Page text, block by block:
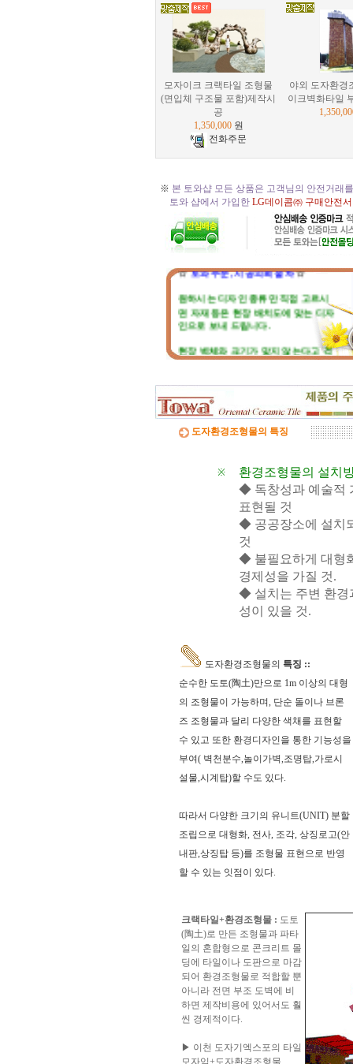
모자이크 크랙타일 조형물
(면입체 구조물 포함)제작시
공
1,350,000 원
전화주문
야외 도자환경
이크벽화타일
※ 본 토와샵 모든 상품은 고객님의 안전거래
토와 샵에서 가입한 LG데이콤㈜ 구매안전
면 자재 등은 현장 배치도에 맞는 디자
인으로 보내 드립니다.
현장 벽체와 크기가 맞지 않는다고 걱
정마세요. 부족하거나 남는부분은 자
토와 분청사기 부조 벽화는 일련
번호가 있으니, 근처에 타일공을 불러
직접 시공하시고, 번거러워 저희 시공
팀에 의뢰하시면, 시공 포함한 세부 견
포인트 벽화는 토아트에서.. ☆
고객님 댁, 벽체 가로세로 크기를 줄자
로 길이를 대략 재어 보시고,
토와의 포인트 컨셉만 골라주시면 최
선의 디자인+견적을 드립니다.
예산에 따라 포인트 벽화부분 즉, 토
아트의 작품크기를 줄이면 저렴하게
도 가능하오니, 거실 아트월 이외에는
토와월과 같은 패턴타일 위주로 디자
인해도 친환경과 기능성 자재의 성능
☆거실아트월,쇼파월,중문,콘솔
고객님의 벽체 사이즈를 예를들어 가
로 3m라면 바로 위 검색코너에서 가로
3000을'클릭'해서 원하는 크기의 상품
들을 보시고 찾으시는 가격과 디자인
하시기 바랍니다.
리어자재로 값싼 인테리어가 되는 노
황토타일의 제습기능으로 끈적한 여
름은 시원하게.. 겨울은 가습기능과 원
적외선 방사로 따뜻하게..
도자부조로 조각된 최고의 작품을 인
도자환경조형물의 특징
※
환경조형물의 설치
◆ 독창성과 예술적
표현될 것
◆ 공공장소에 설치
것
◆ 불필요하게 대형
경제성을 가질 것.
◆ 설치는 주변 환경
성이 있을 것.
도자환경조형물의 특징 ::
순수한 도토(陶土)만으로 1m 이상의 대형
의 조형물이 가능하며, 단순 돌이나 브론
즈 조형물과 달리 다양한 색채를 표현할
수 있고 또한 환경디자인을 통한 기능성을
부여( 벽천분수,놀이가벽,조명탑,가로시
설물,시계탑)할 수도 있다.
따라서 다양한 크기의 유니트(UNIT) 분할
조립으로 대형화, 전사, 조각, 상징로고(안
내판,상징탑 등)를 조형물 표현으로 반영
할 수 있는 잇점이 있다.
크랙타일+환경조형물 : 도토
(陶土)로 만든 조형물과 파타
일의 혼합형으로 콘크리트 몰
딩에 타일이나 도판으로 마감
되어 환경조형물로 적합할 뿐
아니라 전면 부조 도벽에 비
하면 제작비용에 있어서도 훨
씬 경제적이다.
▶ 이천 도자기엑스포의 타일
모자잌+도자환경조형물